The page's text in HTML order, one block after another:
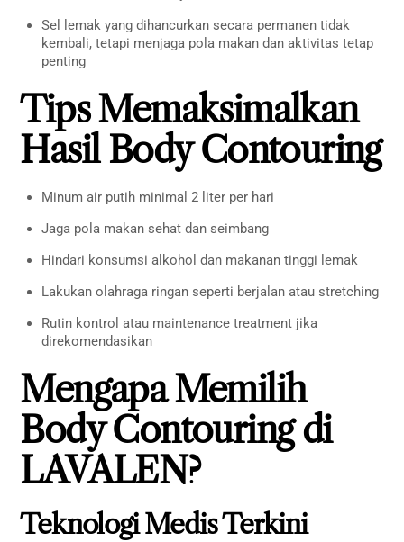
Sel lemak yang dihancurkan secara permanen tidak
kembali, tetapi menjaga pola makan dan aktivitas tetap
penting
Tips Memaksimalkan
Hasil Body Contouring
Minum air putih minimal 2 liter per hari
Jaga pola makan sehat dan seimbang
Hindari konsumsi alkohol dan makanan tinggi lemak
Lakukan olahraga ringan seperti berjalan atau stretching
Rutin kontrol atau maintenance treatment jika
direkomendasikan
Mengapa Memilih
Body Contouring di
LAVALEN?
Teknologi Medis Terkini